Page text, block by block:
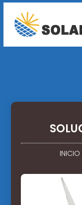
INICIO